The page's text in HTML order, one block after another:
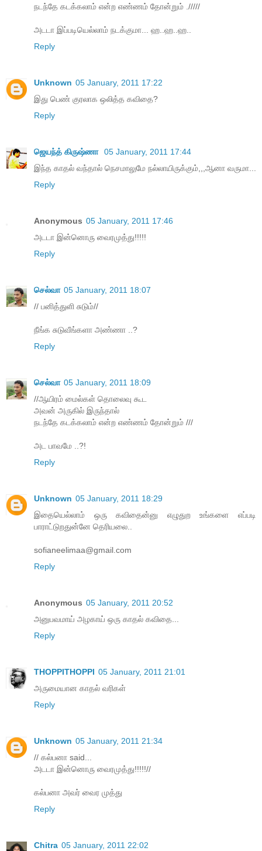
நடந்தே கடக்கலாம் என்ற எண்ணம் தோன்றும் ./////
அடடா இப்படியெல்லாம் நடக்குமா... ஹ..ஹ..ஹ..
Reply
Unknown 05 January, 2011 17:22
இது பெண் குரலாக ஒலித்த கவிதை?
Reply
ஜெயந்த் கிருஷ்ணா 05 January, 2011 17:44
இந்த காதல் வந்தால் நெசமாலுமே நல்லாயிருக்கும்,,,ஆனா வருமா...
Reply
Anonymous 05 January, 2011 17:46
அடடா இன்னொரு வைரமுத்து!!!!!
Reply
செல்வா 05 January, 2011 18:07
// பனித்துளி சுடும்//
நீங்க சுடுவீங்களா அண்ணா ..?
Reply
செல்வா 05 January, 2011 18:09
//ஆயிரம் மைல்கள் தொலைவு கூட
அவன் அருகில் இருந்தால்
நடந்தே கடக்கலாம் என்ற எண்ணம் தோன்றும் ///
அட பாவமே ..?!
Reply
Unknown 05 January, 2011 18:29
இதையெல்லாம் ஒரு கவிதைன்னு எழுதுற உங்களை எப்படி
பாராட்டுறதுன்னே தெரியலை..
sofianeelimaa@gmail.com
Reply
Anonymous 05 January, 2011 20:52
அனுபவமாய் அழகாய் ஒரு காதல் கவிதை...
Reply
THOPPITHOPPI 05 January, 2011 21:01
அருமையான காதல் வரிகள்
Reply
Unknown 05 January, 2011 21:34
// கல்பனா said...
அடடா இன்னொரு வைரமுத்து!!!!!//
கல்பனா அவர் வைர முத்து
Reply
Chitra 05 January, 2011 22:02